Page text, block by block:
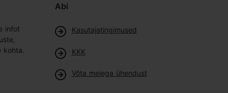
infot
Abi
Kasutajatingimused
KKK
Võta meiega ühendust